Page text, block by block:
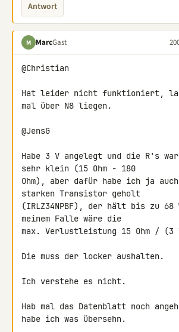
Antwort
M MarcGast
@Christian
Hat leider nicht funktioniert,
mal über N8 liegen.
@JensG
Habe 3 V angelegt und die R's
sehr klein (15 Ohm - 180
Ohm), aber dafür habe ich ja
starken Transistor geholt
(IRLZ34NPBF), der hält bis zu 68
meinem Falle wäre die
max. Verlustleistung 15 Ohm / (3
Die muss der locker aushalten.
Ich verstehe es nicht.
Hab mal das Datenblatt noch
habe ich was übersehn.